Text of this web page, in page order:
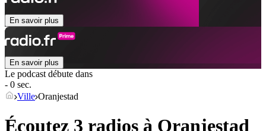
En savoir plus
En savoir plus
Le podcast débute dans
- 0 sec.
Ville Oranjestad
Écoutez 3 radios à Oranjestad